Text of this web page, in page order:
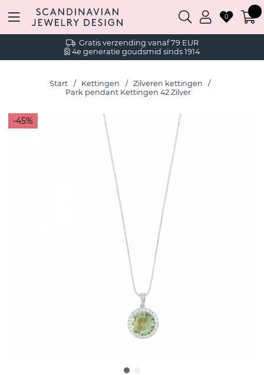
Gratis verzending vanaf 79 EUR
4e generatie goudsmid sinds 1914
0
Start Kettingen
Zilveren kettingen
Park pendant Kettingen 42 Zilver
45